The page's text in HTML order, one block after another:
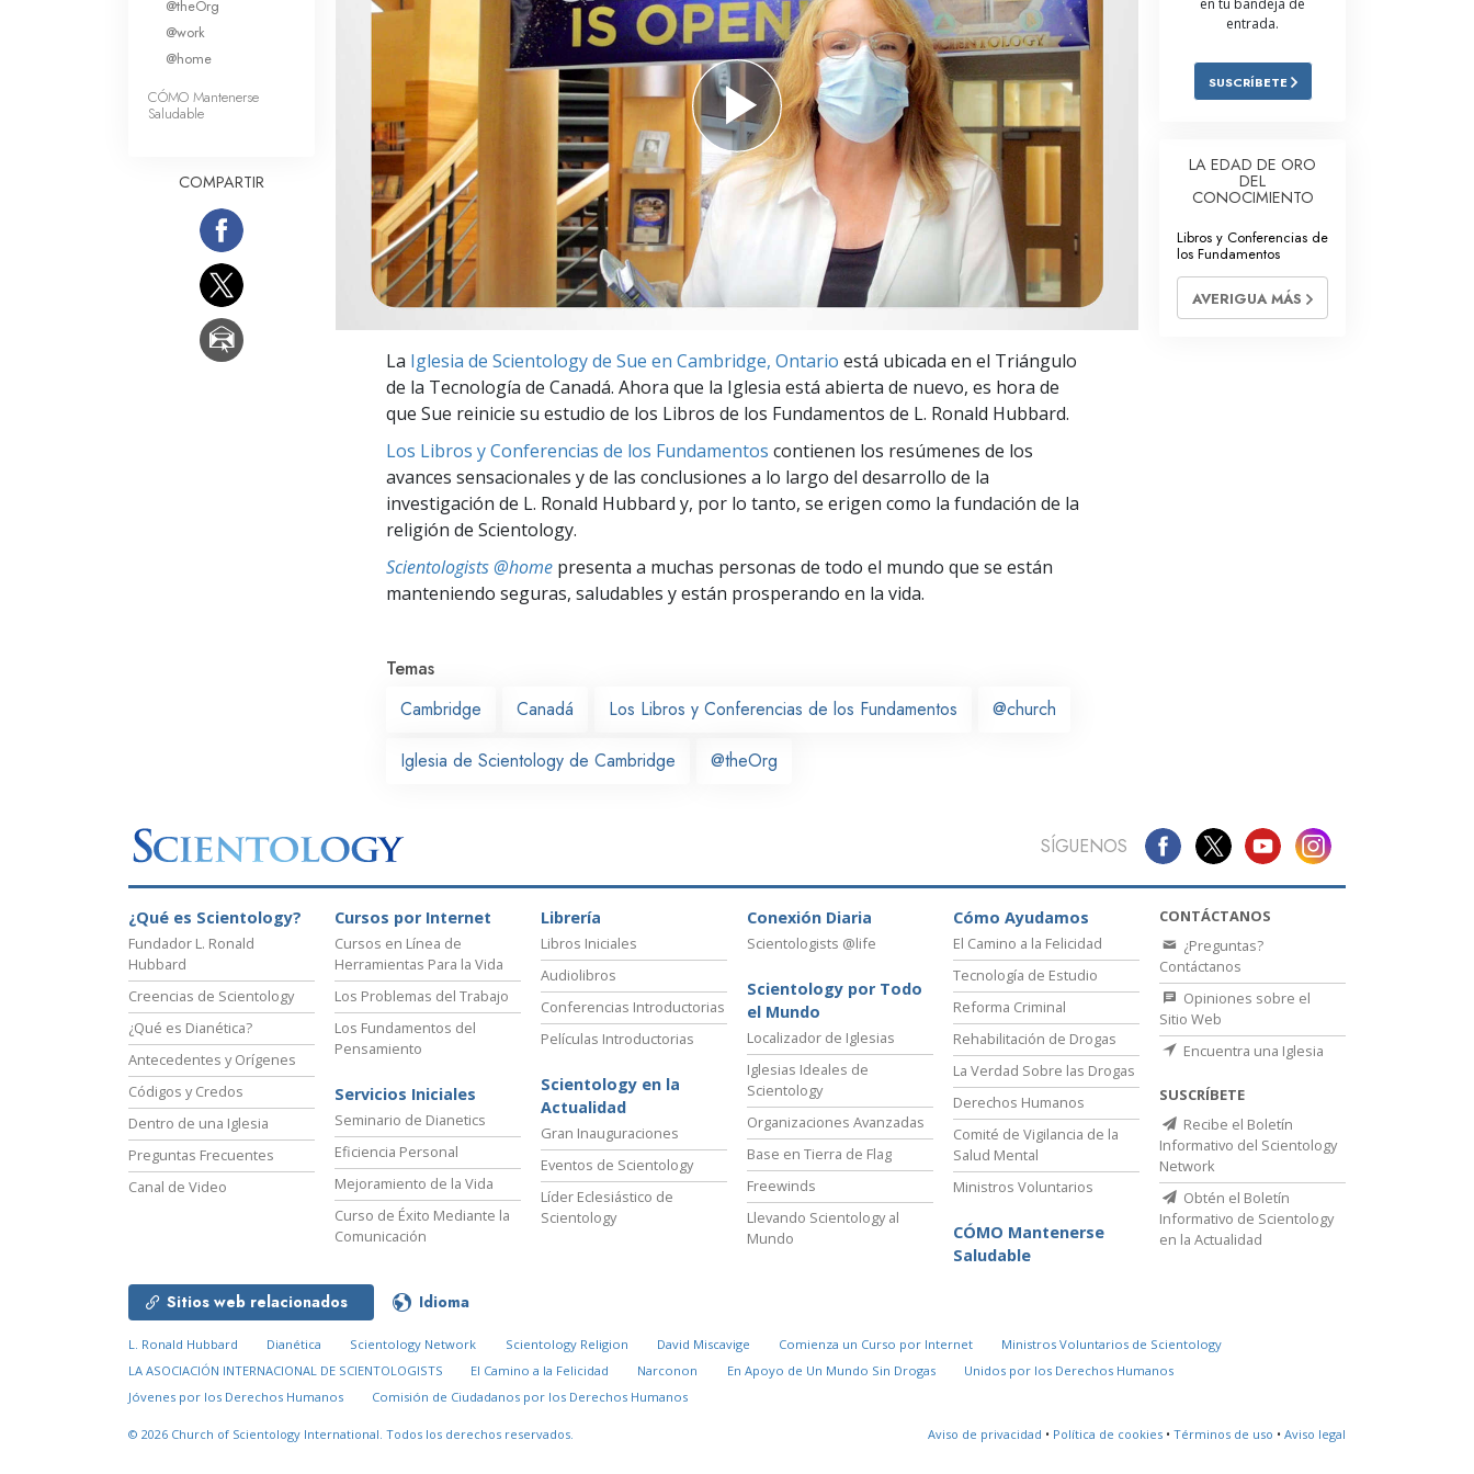
Amor y Odio: ¿Qué es Grandeza?
Respuestas a las Drogas
Investigaciones
Los Fundamentos de la Organización
La Iglesia de Scientology de Sue en Cambridge, Ontario está ubicada en el Triángulo
de la Tecnología de Canadá. Ahora que la Iglesia está abierta de nuevo, es hora de
que Sue reinicie su estudio de los Libros de los Fundamentos de L. Ronald Hubbard.
Los Libros y Conferencias de los Fundamentos contienen los resúmenes de los
avances sensacionales y de las conclusiones a lo largo del desarrollo de la
investigación de L. Ronald Hubbard y, por lo tanto, se erigen como la fundación de la
religión de Scientology.
Scientologists @home presenta a muchas personas de todo el mundo que se están
manteniendo seguras, saludables y están prosperando en la vida.
Temas
Cambridge
Canadá Los Libros y Conferencias de los Fundamentos @church
Iglesia de Scientology de Cambridge @theOrg
@theOrg
@work
@home
CÓMO Mantenerse
Saludable
COMPARTIR
en tu bandeja de
entrada.
SUSCRÍBETE
LA EDAD DE ORO
DEL
CONOCIMIENTO
Libros y Conferencias de
los Fundamentos
AVERIGUA MÁS
SÍGUENOS
¿Qué es Scientology?
Fundador L. Ronald
Hubbard
Creencias de Scientology
¿Qué es Dianética?
Antecedentes y Orígenes
Códigos y Credos
Dentro de una Iglesia
Preguntas Frecuentes
Canal de Video
Cursos por Internet
Cursos en Línea de
Herramientas Para la Vida
Los Problemas del Trabajo
Los Fundamentos del
Pensamiento
Servicios Iniciales
Seminario de Dianetics
Eficiencia Personal
Mejoramiento de la Vida
Curso de Éxito Mediante la
Comunicación
Librería
Libros Iniciales
Audiolibros
Conferencias Introductorias
Películas Introductorias
Scientology en la
Actualidad
Gran Inauguraciones
Eventos de Scientology
Líder Eclesiástico de
Scientology
Conexión Diaria
Scientologists @life
Scientology por Todo
el Mundo
Localizador de Iglesias
Iglesias Ideales de
Scientology
Organizaciones Avanzadas
Base en Tierra de Flag
Freewinds
Llevando Scientology al
Mundo
Cómo Ayudamos
El Camino a la Felicidad
Tecnología de Estudio
Reforma Criminal
Rehabilitación de Drogas
La Verdad Sobre las Drogas
Derechos Humanos
Comité de Vigilancia de la
Salud Mental
Ministros Voluntarios
CÓMO Mantenerse
Saludable
CONTÁCTANOS
¿Preguntas?
Contáctanos
Opiniones sobre el
Sitio Web
Encuentra una Iglesia
SUSCRÍBETE
Recibe el Boletín
Informativo del Scientology
Network
Obtén el Boletín
Informativo de Scientology
en la Actualidad
Sitios web relacionados Idioma
L. Ronald Hubbard Dianética Scientology Network Scientology Religion David Miscavige Comienza un Curso por Internet
Ministros Voluntarios de Scientology
LA ASOCIACIÓN INTERNACIONAL DE SCIENTOLOGISTS
El Camino a la Felicidad Narconon En Apoyo de Un Mundo Sin Drogas
Unidos por los Derechos Humanos
Jóvenes por los Derechos Humanos
Comisión de Ciudadanos por los Derechos Humanos
© 2026 Church of Scientology International. Todos los derechos reservados. Aviso de privacidad • Política de cookies • Términos de uso • Aviso legal